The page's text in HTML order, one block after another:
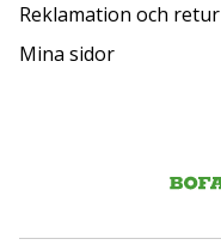
Reklamation och retur
Mina sidor